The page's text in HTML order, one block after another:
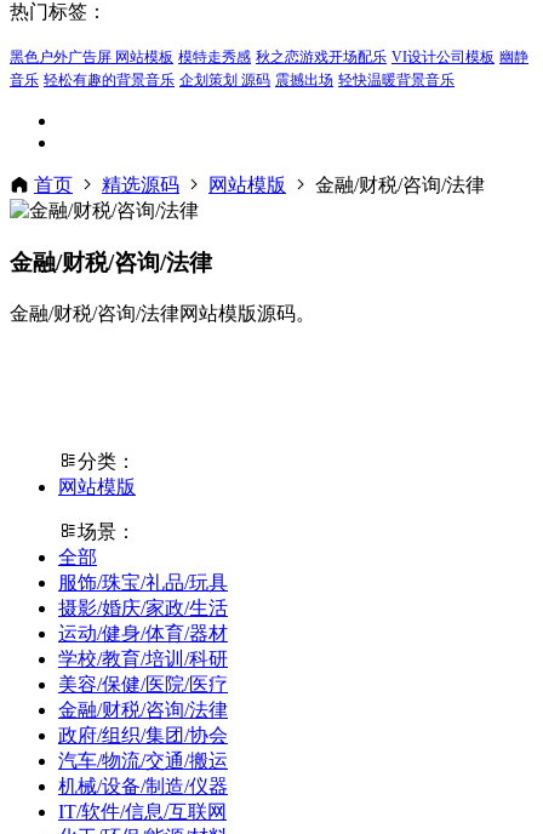
热门标签：
黑色户外广告屏 网站模板 模特走秀感 秋之恋游戏开场配乐 VI设计公司模板 幽静
音乐 轻松有趣的背景音乐 企划策划 源码 震撼出场 轻快温暖背景音乐
首页 精选源码 网站模版 金融/财税/咨询/法律
金融/财税/咨询/法律
金融/财税/咨询/法律网站模版源码。
分类：
网站模版
场景：
全部
服饰/珠宝/礼品/玩具
摄影/婚庆/家政/生活
运动/健身/体育/器材
学校/教育/培训/科研
美容/保健/医院/医疗
金融/财税/咨询/法律
政府/组织/集团/协会
汽车/物流/交通/搬运
机械/设备/制造/仪器
IT/软件/信息/互联网